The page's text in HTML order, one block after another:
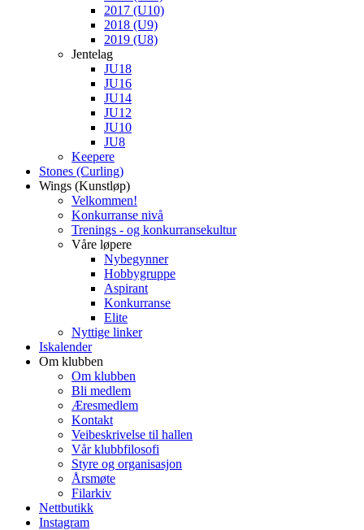
2017 (U10)
2018 (U9)
2019 (U8)
Jentelag
JU18
JU16
JU14
JU12
JU10
JU8
Keepere
Stones (Curling)
Wings (Kunstløp)
Velkommen!
Konkurranse nivå
Trenings - og konkurransekultur
Våre løpere
Nybegynner
Hobbygruppe
Aspirant
Konkurranse
Elite
Nyttige linker
Iskalender
Om klubben
Om klubben
Bli medlem
Æresmedlem
Kontakt
Veibeskrivelse til hallen
Vår klubbfilosofi
Styre og organisasjon
Årsmøte
Filarkiv
Nettbutikk
Instagram